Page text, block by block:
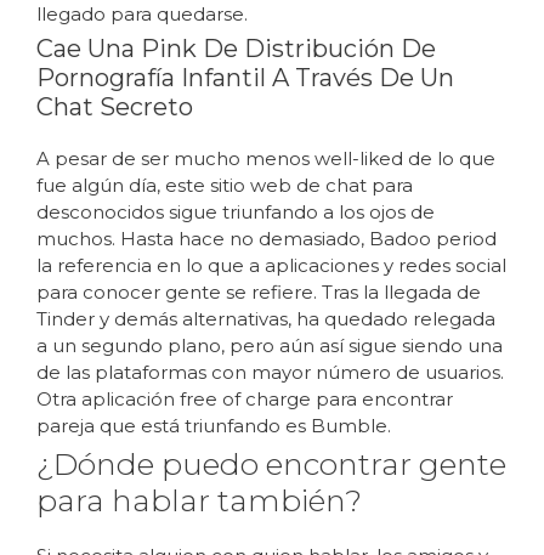
llegado para quedarse.
Cae Una Pink De Distribución De
Pornografía Infantil A Través De Un
Chat Secreto
A pesar de ser mucho menos well-liked de lo que
fue algún día, este sitio web de chat para
desconocidos sigue triunfando a los ojos de
muchos. Hasta hace no demasiado, Badoo period
la referencia en lo que a aplicaciones y redes social
para conocer gente se refiere. Tras la llegada de
Tinder y demás alternativas, ha quedado relegada
a un segundo plano, pero aún así sigue siendo una
de las plataformas con mayor número de usuarios.
Otra aplicación free of charge para encontrar
pareja que está triunfando es Bumble.
¿Dónde puedo encontrar gente
para hablar también?